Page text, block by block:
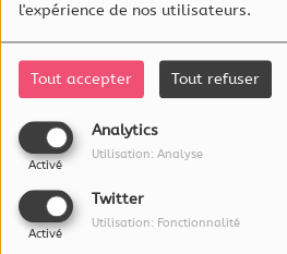
l'expérience de nos utilisateurs.
Tout accepter Tout refuser
Analytics
Activé
Utilisation: Analyse
Twitter
Activé
Utilisation: Fonctionnalité
féminin" numéro 1 au
Luxembourg.
À PROPOS
L'essentiel Radio est éditée par :